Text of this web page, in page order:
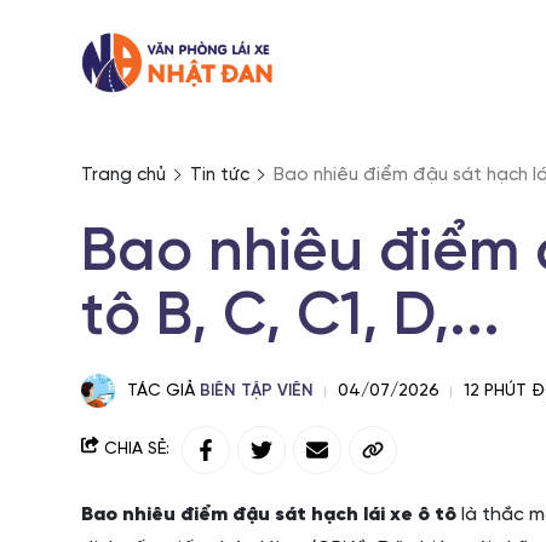
Trang chủ Tin tức Bao nhiêu điểm đậu sát hạch
Bao nhiêu
tô B, C, C1, D,...
TÁC GIẢ BIÊN TẬP VIÊN 04/07/2026 12 PHÚT
CHIA SẺ:
Bao nhiêu điểm đậu sát hạch lái xe ô tô là thắc